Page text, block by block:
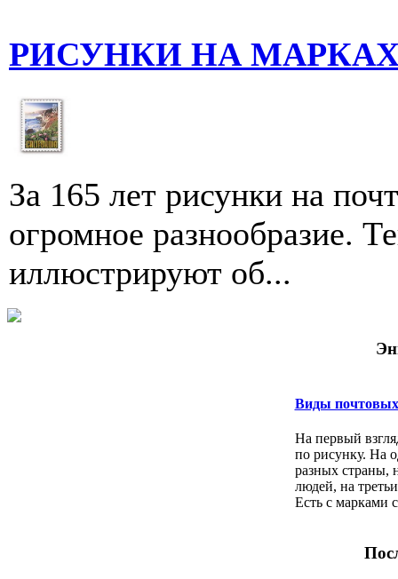
РИСУНКИ НА
За 165 лет рисунки на
огромное разнообразие.
иллюстри­руют об...
Виды
На первый
по рисунку. На
разных страны,
людей, на
Есть с марками